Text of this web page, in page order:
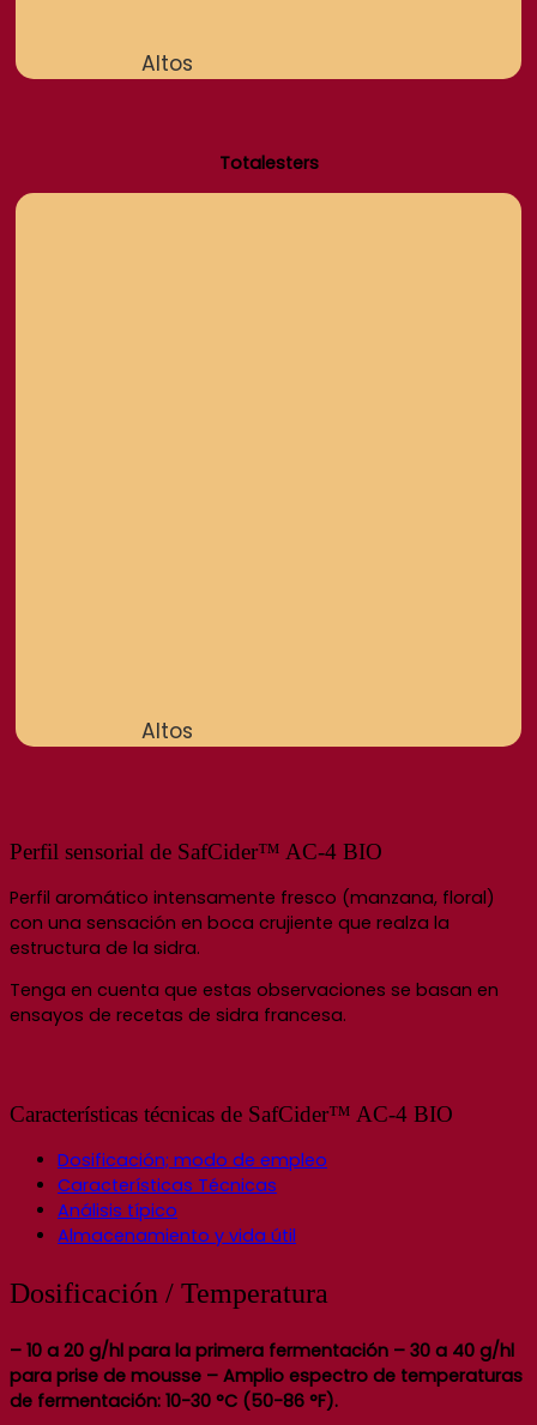
Altos
Totalesters
Altos
Perfil sensorial de SafCider™ AC-4 BIO
Perfil aromático intensamente fresco (manzana, floral)
con una sensación en boca crujiente que realza la
estructura de la sidra.
Tenga en cuenta que estas observaciones se basan en
ensayos de recetas de sidra francesa.
Características técnicas de SafCider™ AC-4 BIO
Dosificación; modo de empleo
Características Técnicas
Análisis típico
Almacenamiento y vida útil
Dosificación / Temperatura
– 10 a 20 g/hl para la primera fermentación – 30 a 40 g/hl
para prise de mousse – Amplio espectro de temperaturas
de fermentación: 10-30 °C (50-86 °F).